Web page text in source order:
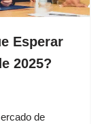
Esperar
2025?
de